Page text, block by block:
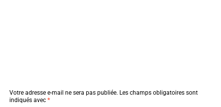
Votre adresse e-mail ne sera pas publiée. Les champs obligatoires sont
indiqués avec *